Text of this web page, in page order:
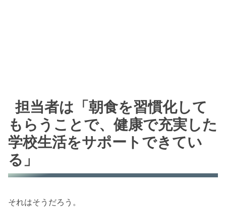
担当者は「朝食を習慣化して
もらうことで、健康で充実した
学校生活をサポートできてい
る」
それはそうだろう。